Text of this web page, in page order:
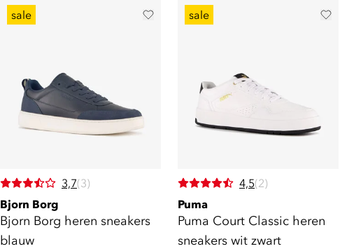
sale
3,7(3)
Bjorn Borg
Bjorn Borg heren sneakers
blauw
sale
4,5(2)
Puma
Puma Court Classic heren
sneakers wit zwart